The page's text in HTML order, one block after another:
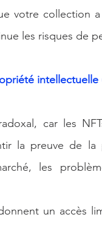
votre collection
les risques de
intellectuelle
car les
la preuve de
les
un accès